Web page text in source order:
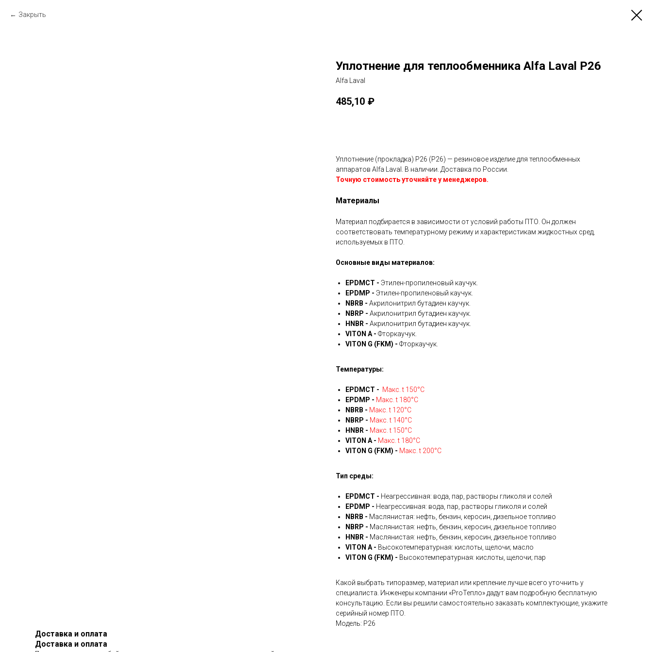
Закрыть
Уплотнение для теплообменника Alfa Laval P26
Alfa Laval
485,10 ₽
Уплотнение (прокладка) P26 (P26) — резиновое изделие для теплообменных
аппаратов Alfa Laval. В наличии. Доставка по России.
Точную стоимость уточняйте у менеджеров.
Материалы
Материал подбирается в зависимости от условий работы ПТО. Он должен
соответствовать температурному режиму и характеристикам жидкостных сред,
используемых в ПТО.
Основные виды материалов:
EPDMCT - Этилен-пропиленовый каучук.
EPDMP - Этилен-пропиленовый каучук.
NBRB - Акрилонитрил бутадиен каучук.
NBRP - Акрилонитрил бутадиен каучук.
HNBR - Акрилонитрил бутадиен каучук.
VITON A - Фторкаучук.
VITON G (FKM) - Фторкаучук.
Температуры:
EPDMCT - Макс. t 150°С
EPDMP - Макс. t 180°С
NBRB - Макс. t 120°С
NBRP - Макс. t 140°С
HNBR - Макс. t 150°С
VITON A - Макс. t 180°С
VITON G (FKM) - Макс. t 200°С
Тип среды:
EPDMCT - Неагрессивная: вода, пар, растворы гликоля и солей
EPDMP - Неагрессивная: вода, пар, растворы гликоля и солей
NBRB - Маслянистая: нефть, бензин, керосин, дизельное топливо
NBRP - Маслянистая: нефть, бензин, керосин, дизельное топливо
HNBR - Маслянистая: нефть, бензин, керосин, дизельное топливо
VITON A - Высокотемпературная: кислоты, щелочи; масло
VITON G (FKM) - Высокотемпературная: кислоты, щелочи; пар
Какой выбрать типоразмер, материал или крепление лучше всего уточнить у
специалиста. Инженеры компании «ProТепло» дадут вам подробную бесплатную
консультацию. Если вы решили самостоятельно заказать комплектующие, укажите
серийный номер ПТО.
Модель: P26
Доставка и оплата
Доставка и оплата